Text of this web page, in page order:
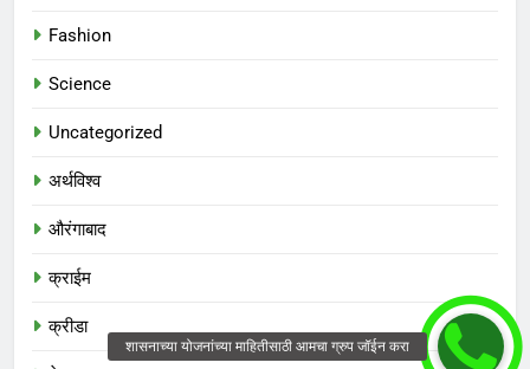
Fashion
Science
Uncategorized
अर्थविश्व
औरंगाबाद
क्राईम
क्रीडा